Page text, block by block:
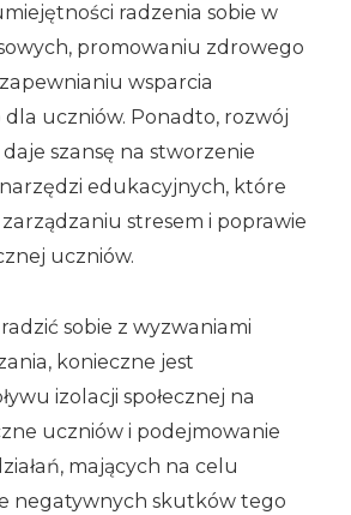
radzenia sobie w
promowaniu zdrowego
wsparcia
uczniów. Ponadto, rozwój
szansę na stworzenie
edukacyjnych, które
stresem i poprawie
uczniów.
sobie z wyzwaniami
konieczne jest
izolacji społecznej na
uczniów i podejmowanie
mających na celu
negatywnych skutków tego